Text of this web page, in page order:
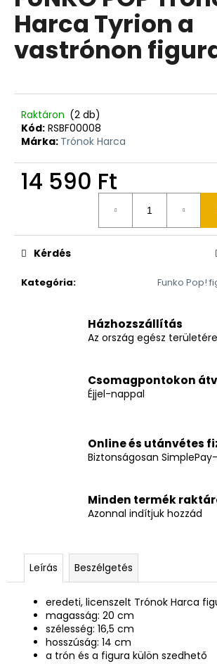
5-
ből
0,0
csillag.
Harca Tyrion a
vastrónon
Raktáron (2 db)
Kód: RSBF00008
Márka: Trónok Harca
14 590 Ft
Kategória: Funko Pop!
Kérdés
Házhozszállítás
Az ország egész területére
Csomagpontokon
Éjjel-nappal
Online és utánvétes
Biztonságosan
Minden termék
Azonnal indítjuk hozzád
Leírás Beszélgetés
eredeti, licenszelt Trónok Harca
magasság: 20 cm
szélesség: 16,5 cm
hosszúság: 14 cm
a trón és a figura külön szedhető